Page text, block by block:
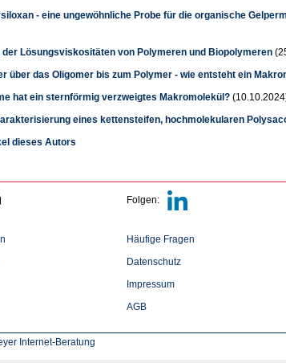
- eine ungewöhnliche Probe für die organische
der Lösungsviskositäten von Polymeren und Biopolymeren
über das Oligomer bis zum Polymer - wie entsteht ein
hat ein sternförmig verzweigtes Makromolekül?
eines kettensteifen, hochmolekularen
dieses Autors
Folgen:
Häufige Fragen
Datenschutz
Impressum
AGB
Internet-Beratung